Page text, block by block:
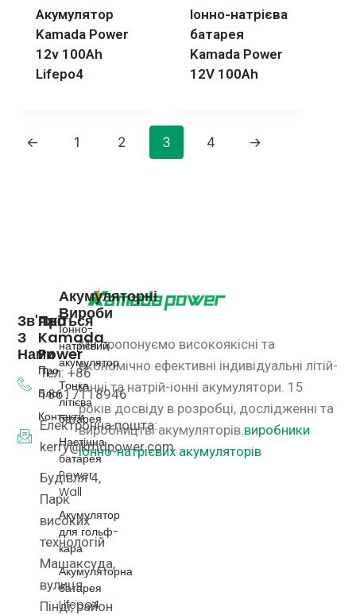
Акумулятор
Kamada Power
12v 100Ah
Lifepo4
Іонно-натрієва
батарея
Kamada Power
12V 100Ah
← 1 2 3 4 →
Ми пропонуємо високоякісні та
економічно ефективні індивідуальні літій-
іонні та натрій-іонні акумулятори. 15
років досвіду в розробці, дослідженні та
виробництві акумуляторів.виробники
іонно-натрієвих акумуляторів
Акумуляторні
Вироби
Іонно-
натрієвий
акумулятор
Тонка
літієва
батарея
Настінна
батарея
Power
Wall
Акумулятор
для гольф-
кара
Акумуляторна
батарея
Lifepo4
Про
Kamada
Power
Про
Блог
Контакти
Зв'яжіться
З
Нами
Тел: +86
18617118946
Електронна пошта:
kerry@kmdpower.com
Будівля 4,
Парк
високих
технологій
Машаксуда,
вулиця
Пінді, район